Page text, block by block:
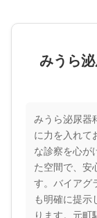
みうら
みうら泌尿器
に力を入れて
な診察を心が
た空間で、安
す。バイアグ
も明確に提示
ります。元町